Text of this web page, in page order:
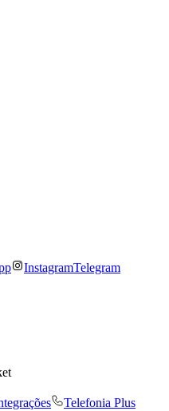
InstagramTelegram
Telefonia Plus